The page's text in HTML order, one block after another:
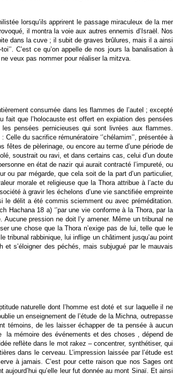
lorsqu’ils apprirent le passage miraculeux de la mer
il montra la voie aux autres ennemis d’Israël. Nos
dans la cuve ; il subit de graves brûlures, mais il a ainsi
C’est ce qu’on appelle de nos jours la banalisation à
ne veux pas nommer pour réaliser la mitzva.
consumée dans les flammes de l’autel ; excepté
fait que l’holocauste est offert en expiation des pensées
pensées pernicieuses qui sont livrées aux flammes.
du sacrifice rémunératoire ‘’chélamim’’, présentée à
fêtes de pèlerinage, ou encore au terme d’une période de
soustrait ou ravi, et dans certains cas, celui d’un doute
en état de nazir qui aurait contracté l’impureté, ou
ou par mégarde, que cela soit de la part d’un particulier,
morale et religieuse que la Thora attribue à l’acte du
à gravir les échelons d’une vie sanctifiée empreinte
délit a été commis sciemment ou avec préméditation.
18 a) ‘’par une vie conforme à la Thora, par la
pression ne doit l’y amener. Même un tribunal ne
une chose que la Thora n’exige pas de lui, telle que le
tribunal rabbinique, lui inflige un châtiment jusqu’au point
s’éloigner des péchés, mais subjugué par le mauvais
naturelle dont l’homme est doté et sur laquelle il ne
un enseignement de l’étude de la Michna, outrepasse
témoins, de les laisser échapper de ta pensée à aucun
mémoire des événements et des choses , dépend de
reflète dans le mot rakez – concentrer, synthétiser, qui
dans le cerveau. L’impression laissée par l’étude est
à jamais. C’est pour cette raison que nos Sages ont
qu’elle leur fut donnée au mont Sinaï. Et ainsi